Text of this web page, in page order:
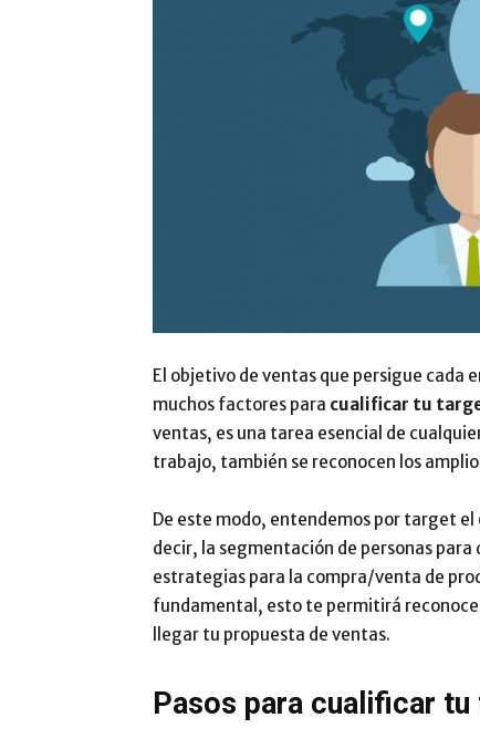
El objetivo de ventas que persigue cada
muchos factores para cualificar tu
ventas, es una tarea esencial de
trabajo, también se reconocen los
De este modo, entendemos por target
decir, la segmentación de personas
estrategias para la compra/venta de
fundamental, esto te permitirá
llegar tu propuesta de ventas.
Pasos para cualificar